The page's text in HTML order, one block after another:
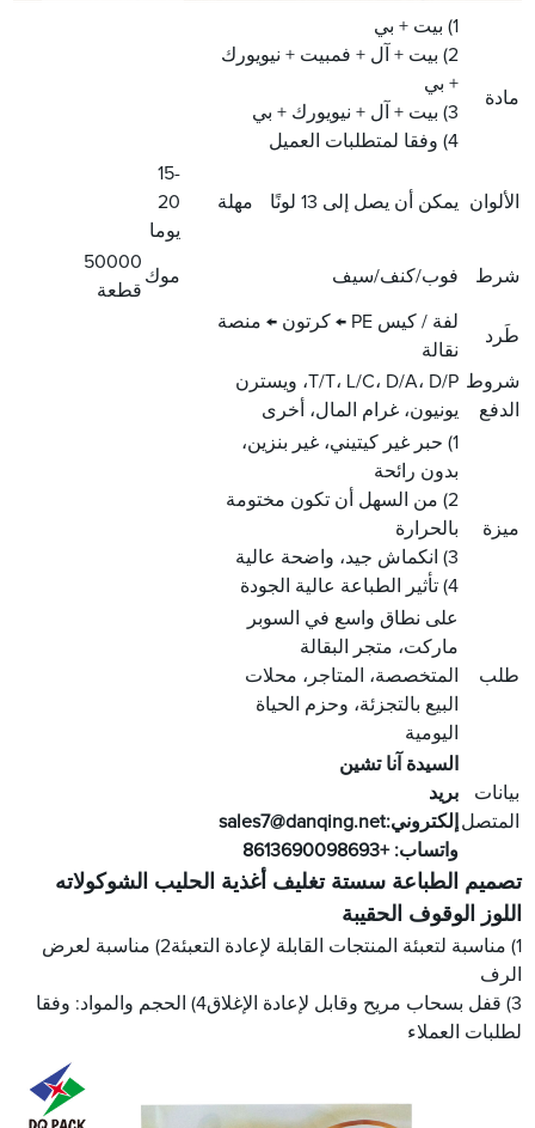
مادة
1) بيت + بي
2) بيت + آل + فمبيت + نيويورك
+ بي
3) بيت + آل + نيويورك + بي
4) وفقا لمتطلبات العميل
الألوان يمكن أن يصل إلى 13 لونًا مهلة
15-
20
يوما
شرط فوب/كنف/سيف موك
50000
قطعة
طَرد
لفة / كيس PE ← كرتون ← منصة
نقالة
شروط
الدفع
T/T، L/C، D/A، D/P، ويسترن
يونيون، غرام المال، أخرى
ميزة
1) حبر غير كيتيني، غير بنزين،
بدون رائحة
2) من السهل أن تكون مختومة
بالحرارة
3) انكماش جيد، واضحة عالية
4) تأثير الطباعة عالية الجودة
طلب
على نطاق واسع في السوبر
ماركت، متجر البقالة
المتخصصة، المتاجر، محلات
البيع بالتجزئة، وحزم الحياة
اليومية
بيانات
المتصل
السيدة آنا تشين
بريد
إلكتروني:sales7@danqing.net
واتساب: +8613690098693
تصميم الطباعة سستة تغليف أغذية الحليب الشوكولاته
اللوز الوقوف الحقيبة
1) مناسبة لتعبئة المنتجات القابلة لإعادة التعبئة
2) مناسبة لعرض
الرف
3) قفل بسحاب مريح وقابل لإعادة الإغلاق
4) الحجم والمواد: وفقا
لطلبات العملاء